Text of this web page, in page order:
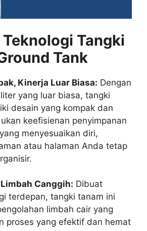
Tangki
Tank
Kinerja Luar Biasa: Dengan
yang luar biasa, tangki
desain yang kompak dan
keefisienan penyimpanan
menyesuaikan diri,
atau halaman Anda tetap
Canggih: Dibuat
terdepan, tangki tanam ini
limbah cair yang
proses yang efektif dan hemat